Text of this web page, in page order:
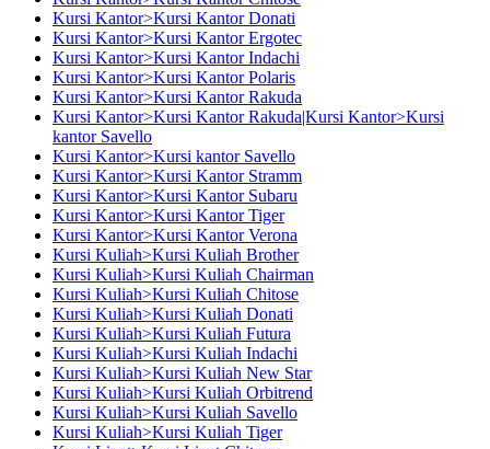
Kursi Kantor>Kursi Kantor Donati
Kursi Kantor>Kursi Kantor Ergotec
Kursi Kantor>Kursi Kantor Indachi
Kursi Kantor>Kursi Kantor Polaris
Kursi Kantor>Kursi Kantor Rakuda
Kursi Kantor>Kursi Kantor Rakuda|Kursi Kantor>Kursi
kantor Savello
Kursi Kantor>Kursi kantor Savello
Kursi Kantor>Kursi Kantor Stramm
Kursi Kantor>Kursi Kantor Subaru
Kursi Kantor>Kursi Kantor Tiger
Kursi Kantor>Kursi Kantor Verona
Kursi Kuliah>Kursi Kuliah Brother
Kursi Kuliah>Kursi Kuliah Chairman
Kursi Kuliah>Kursi Kuliah Chitose
Kursi Kuliah>Kursi Kuliah Donati
Kursi Kuliah>Kursi Kuliah Futura
Kursi Kuliah>Kursi Kuliah Indachi
Kursi Kuliah>Kursi Kuliah New Star
Kursi Kuliah>Kursi Kuliah Orbitrend
Kursi Kuliah>Kursi Kuliah Savello
Kursi Kuliah>Kursi Kuliah Tiger